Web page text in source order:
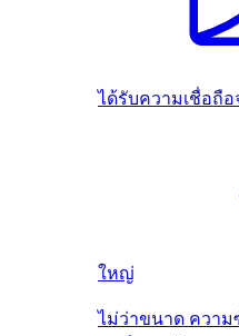
ได้รับความเชื่อถื
ใหญ่
ไม่ว่าขนาด ควา